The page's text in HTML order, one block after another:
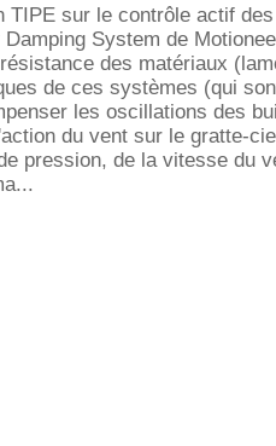
sur le contrôle actif
System de
des matériaux
de ces systèmes (qui
les oscillations des
du vent sur le gratte-
pression, de la vitesse du